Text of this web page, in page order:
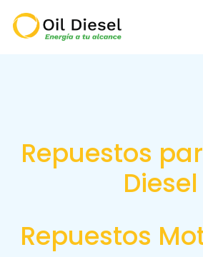
Repuestos
Diesel
Repuestos